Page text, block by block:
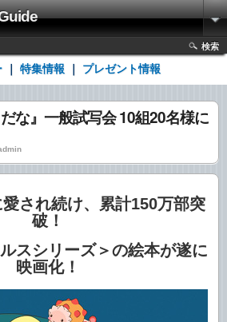
検索
特集情報 プレゼント情報
な』一般試写会 10組20名様に
され続け、累計150万部突
破！
スシリーズ＞の絵本が遂に
映画化！